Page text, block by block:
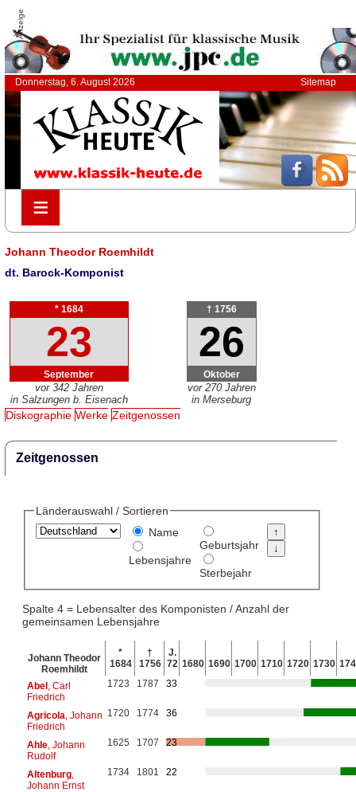
Anzeige
Donnerstag, 6. August 2026 Sitemap
≡
≡
Johann Theodor Roemhildt
dt. Barock-Komponist
* 1684
23
September
vor 342 Jahren
in Salzungen b. Eisenach
† 1756
26
Oktober
vor 270 Jahren
in Merseburg
Diskographie Werke Zeitgenossen
Zeitgenossen
Länderauswahl / Sortieren
Name
Lebensjahre
Geburtsjahr
Sterbejahr
Spalte 4 = Lebensalter des Komponisten / Anzahl der
gemeinsamen Lebensjahre
Johann Theodor
Roemhildt
*
1684
†
1756
J.
72 1680 1690 1700 1710 1720 1730
Abel, Carl
Friedrich
1723 1787 33
Agricola , Johann
Friedrich
1720 1774 36
Ahle, Johann
Rudolf
1625 1707 23
Altenburg,
Johann Ernst
1734 1801 22